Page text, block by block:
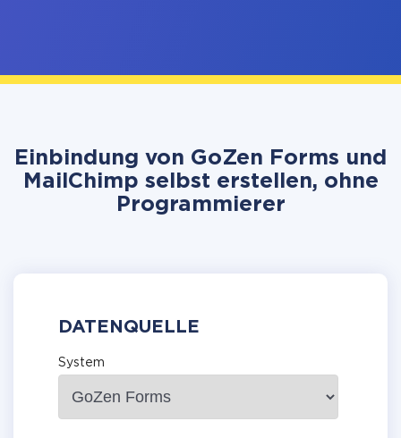
Einbindung von GoZen Forms und
MailChimp selbst erstellen, ohne
Programmierer
DATENQUELLE
System